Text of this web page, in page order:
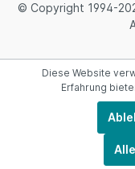
© Copyright 1994-
Diese Website
Erfahrung